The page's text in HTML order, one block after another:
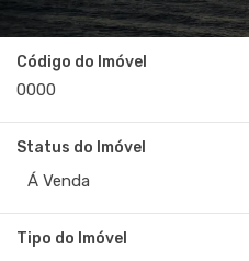
Código do Imóvel
Status do Imóvel
Á Venda
Tipo do Imóvel